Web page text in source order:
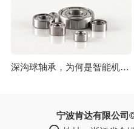
深沟球轴承，为何是智能机器人的刚需？
宁波肯达有限公司